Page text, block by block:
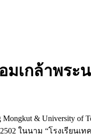
เกล้าพระ
& University of
ในนาม “โรงเรียน